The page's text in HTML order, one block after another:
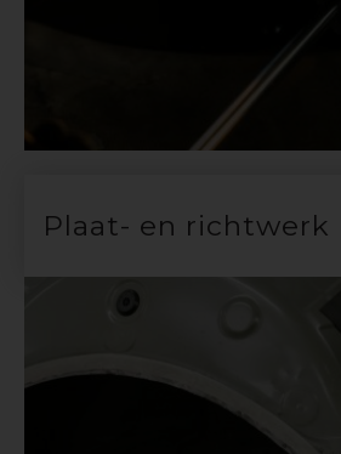
Plaat- en richtwerk